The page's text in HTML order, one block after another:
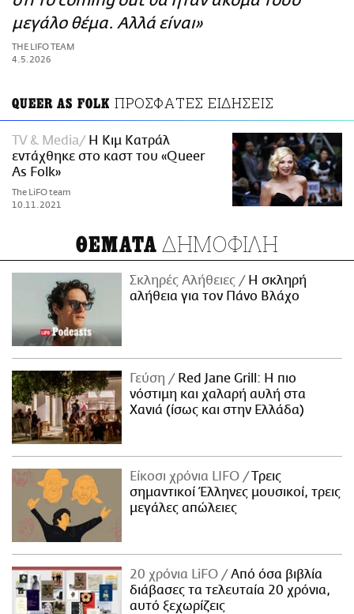
ΑΜΠΑ
PRINT
μεγάλο θέμα. Αλλά είναι»
THE LIFO TEAM
4.5.2026
QUEER AS FOLK ΠΡΟΣΦΑΤΕΣ ΕΙΔΗΣΕΙΣ
TV & Media
H Κιμ Κατράλ
εντάχθηκε στο καστ του «Queer
As Folk»
The LiFO team
10.11.2021
ΘΕΜΑΤΑ ΔΗΜΟΦΙΛΗ
Σκληρές Αλήθειες
H σκληρή
αλήθεια για τον Πάνο Βλάχο
Γεύση
Red Jane Grill: Η πιο
νόστιμη και χαλαρή αυλή στα
Χανιά (ίσως και στην Ελλάδα)
Είκοσι χρόνια LIFO
Tρεις
σημαντικοί Έλληνες μουσικοί, τρεις
μεγάλες απώλειες
20 χρόνια LiFO
Από όσα βιβλία
διάβασες τα τελευταία 20 χρόνια,
αυτό ξεχωρίζεις